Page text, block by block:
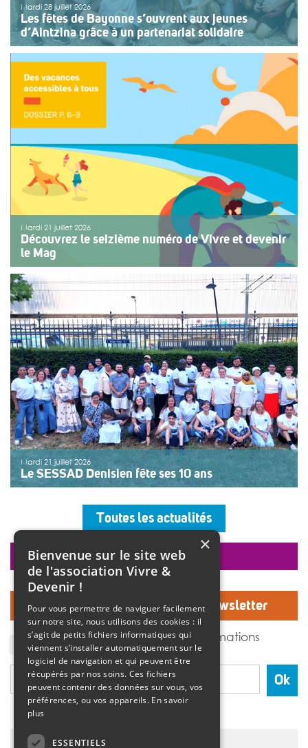
Mardi 28 juillet 2026
Les fêtes de Bayonne s’ouvrent aux jeunes
d’Aintzina grâce à un partenariat solidaire
Une organisation collective au service de l’inclusion
Depuis sept ans, l’association ouvre le premier jour des
fêtes de Bayonne à une structure accompagnant des
enfants ou des adolescents en situation de handicap
ou de fragilité. Cette année, le choix […]
>>Lire la suite
Mardi 21 juillet 2026
Découvrez le seizième numéro de Vivre et devenir
le Mag
Le numéro du mois de juillet 2026 de Vivre et devenir, Le
Mag, vient de paraître. Le dossier central se concentre
sur les vacances pour tous. Vivre et devenir a lancé un
plan d’action afin de rendre les vacances accessibles
[…]
>>Lire la suite
Mardi 21 juillet 2026
Le SESSAD Denisien fête ses 10 ans
accueillaient les invités autour d’un buffet, dans une
ambiance musicale live assurée par un groupe de
musiciens. Christine Manadi, directrice du SESSAD
depuis sa création, est revenue sur l’histoire […]
>>Lire la suite
Toutes les actualités
Inscrivez-vous à notre Newsletter
J'accepte de recevoir des informations
de l'association Vivre et devenir.
Ok
faire un don
×
Bienvenue sur le site web
de l'association Vivre &
Devenir !
Pour vous permettre de naviguer facilement
sur notre site, nous utilisons des cookies : il
s’agit de petits fichiers informatiques qui
viennent s’installer automatiquement sur le
logiciel de navigation et qui peuvent être
récupérés par nos soins. Ces fichiers
peuvent contenir des données sur vous, vos
préférences, ou vos appareils. En savoir
plus
ESSENTIELS